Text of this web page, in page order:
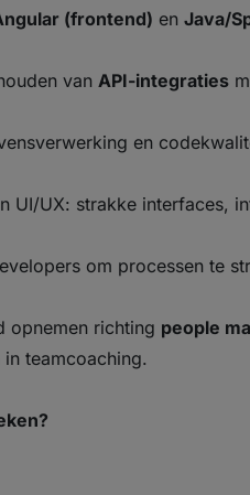
(frontend) en Java/
van API-integraties
en
UI/UX: strakke interfaces,
om processen te
opnemen richting people
teamcoaching.